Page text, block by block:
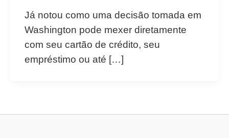
Já notou como uma decisão tomada em
Washington pode mexer diretamente
com seu cartão de crédito, seu
empréstimo ou até […]